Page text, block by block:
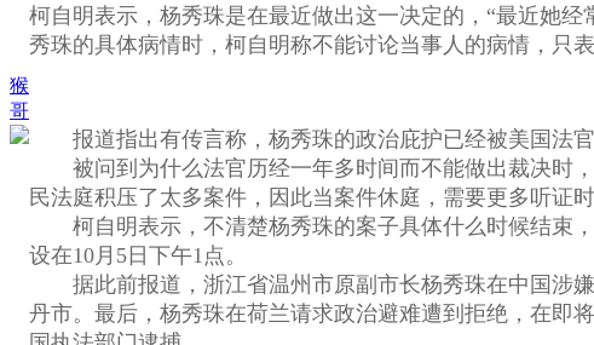
猴
哥
柯自明表示，杨秀珠是在最近做出这一决定的，“最近她经
秀珠的具体病情时，柯自明称不能讨论当事人的病情，只
报道指出有传言称，杨秀珠的政治庇护已经被美国法官
被问到为什么法官历经一年多时间而不能做出裁决时，
民法庭积压了太多案件，因此当案件休庭，需要更多听证
柯自明表示，不清楚杨秀珠的案子具体什么时候结束，
设在10月5日下午1点。
据此前报道，浙江省温州市原副市长杨秀珠在中国涉嫌
丹市。最后，杨秀珠在荷兰请求政治避难遭到拒绝，在即